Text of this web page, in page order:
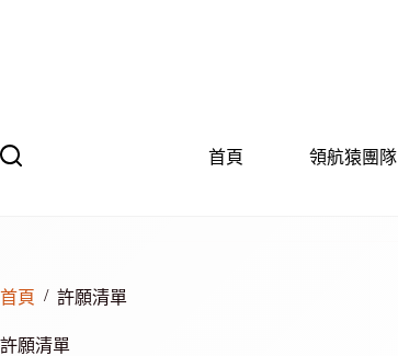
容
首頁 領航猿團隊
首頁 / 許願清單
許願清單